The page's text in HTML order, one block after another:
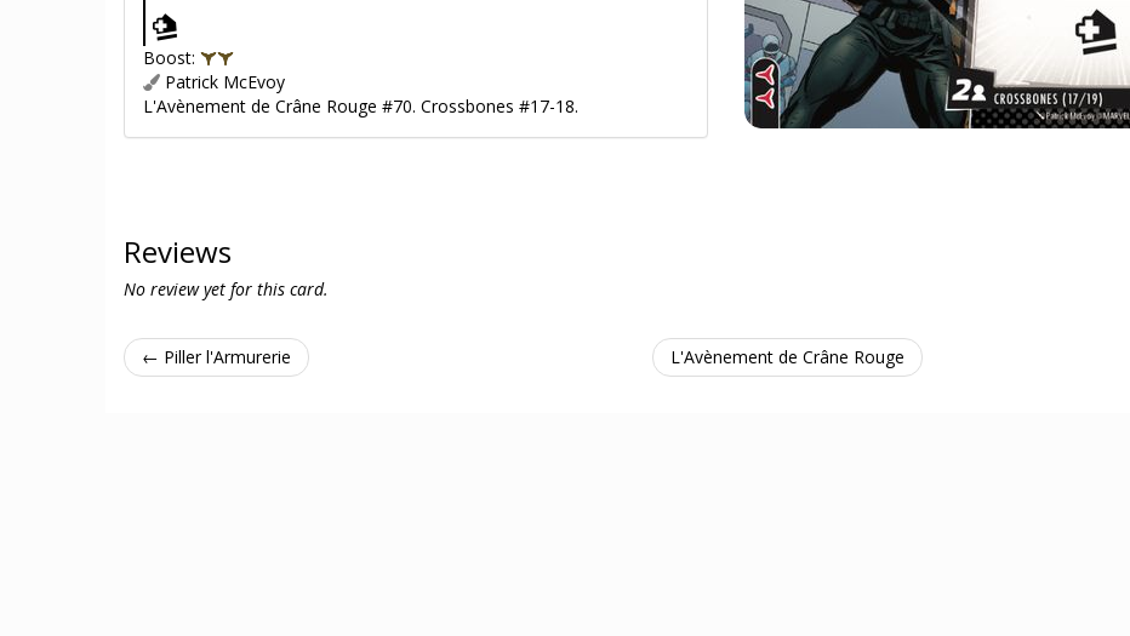
Boost:
Patrick McEvoy
L'Avènement de Crâne Rouge #70. Crossbones #17-18.
Reviews
No review yet for this card.
← Piller l'Armurerie L'Avènement de Crâne Rouge